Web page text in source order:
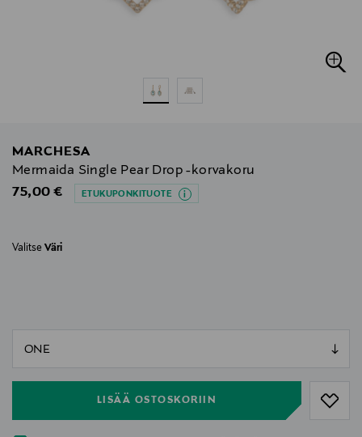
MARCHESA
Mermaida Single Pear Drop -korvakoru
Original Price
75,00 € ETUKUPONKITUOTE
Valitse Väri
LISÄÄ OSTOSKORIIN